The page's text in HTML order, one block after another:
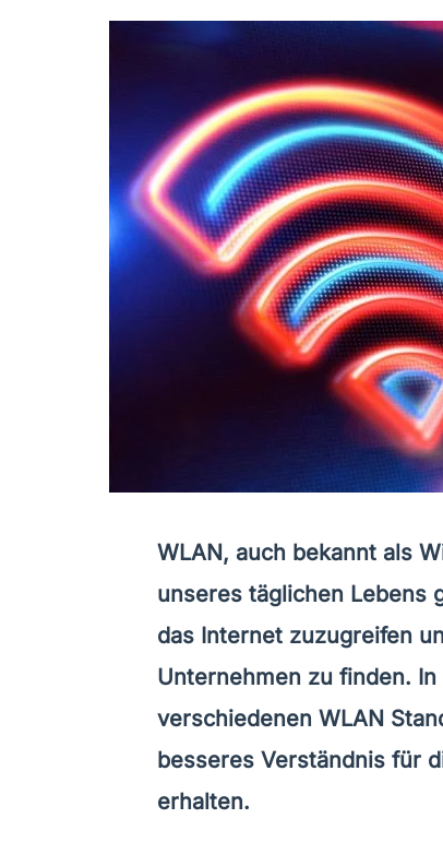
WLAN, auch bekannt als
unseres täglichen Lebens
das Internet zuzugreifen
Unternehmen zu finden.
verschiedenen WLAN
besseres Verständnis für
erhalten.